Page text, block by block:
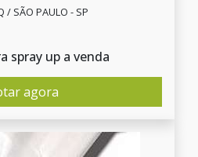
/ SÃO PAULO - SP
spray up a venda
agora